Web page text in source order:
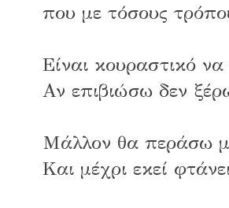
που με τόσους
Είναι κουραστικό
Αν επιβιώσω δεν
Μάλλον θα περάσω
Και μέχρι εκεί